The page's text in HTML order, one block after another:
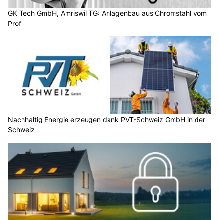
GK Tech GmbH, Amriswil TG: Anlagenbau aus Chromstahl vom
Profi
Nachhaltig Energie erzeugen dank PVT-Schweiz GmbH in der
Schweiz